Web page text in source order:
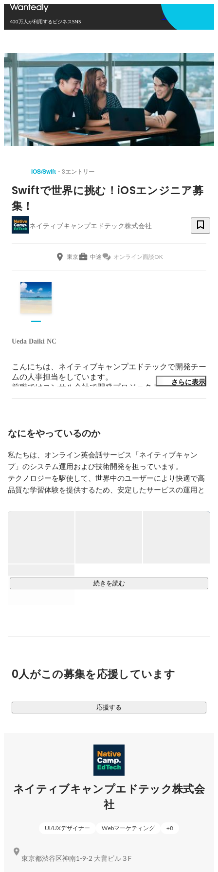
400万人が利用するビジネスSNS
アプリを使う
iOS/Swift 3エントリー
Swiftで世界に挑む！iOSエンジニア募
集！
ネイティブキャンプエドテック株式会社
東京 中途 オンライン面談OK
Ueda Daiki NC
こんにちは、ネイティブキャンプエドテックで開発チー
ムの人事担当をしています。
前職ではコンサル会社で開発プロジェクトに関わり、そ
の後、英語力を伸ばしたくてフィリピンへ飛び込みまし
ださい！
さらに表示
なにをやっているのか
私たちは、オンライン英会話サービス「ネイティブキャン
プ」のシステム運用および技術開発を担っています。
テクノロジーを駆使して、世界中のユーザーにより快適で高
品質な学習体験を提供するため、安定したサービスの運用と
いてサービスを展開するなど、その規模は急速に拡大してい
続きを読む
0人がこの募集を応援しています
応援する
ネイティブキャンプエドテック株式会
社
UI/UXデザイナー Webマーケティング +8
東京都渋谷区神南1-9-2 大畠ビル３F